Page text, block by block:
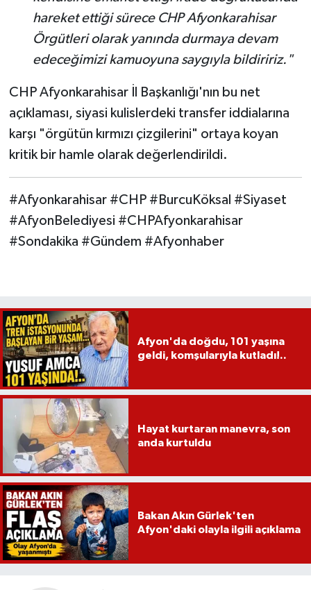
hareket ettiği sürece CHP Afyonkarahisar
Örgütleri olarak yanında durmaya devam
edeceğimizi kamuoyuna saygıyla bildiririz."
CHP Afyonkarahisar İl Başkanlığı'nın bu net
açıklaması, siyasi kulislerdeki transfer iddialarına
karşı "örgütün kırmızı çizgilerini" ortaya koyan
kritik bir hamle olarak değerlendirildi.
#Afyonkarahisar #CHP #BurcuKöksal #Siyaset
#AfyonBelediyesi #CHPAfyonkarahisar
#Sondakika #Gündem #Afyonhaber
Afyon'da doğdu, 101 yaşına
geldi, komşularıyla kutladı!..
Hayat kurtaran manevra, son
anda kurtuldu
Bakan Akın Gürlek'ten
Afyon'daki olayla ilgili açıklama